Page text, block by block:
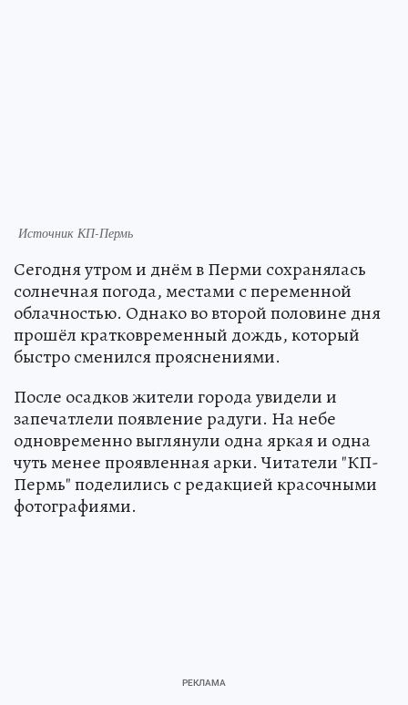
Источник КП-Пермь
Сегодня утром и днём в Перми сохранялась
солнечная погода, местами с переменной
облачностью. Однако во второй половине дня
прошёл кратковременный дождь, который
быстро сменился прояснениями.
После осадков жители города увидели и
запечатлели появление радуги. На небе
одновременно выглянули одна яркая и одна
чуть менее проявленная арки. Читатели "КП-
Пермь" поделились с редакцией красочными
фотографиями.